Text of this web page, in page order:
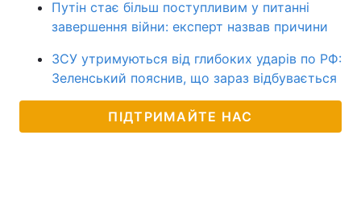
Путін стає більш поступливим у питанні
завершення війни: експерт назвав причини
ЗСУ утримуються від глибоких ударів по РФ:
Зеленський пояснив, що зараз відбувається
ПІДТРИМАЙТЕ НАС